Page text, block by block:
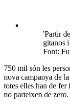
'Partir
gitanos
Font:
750 mil són les
nova campanya de
totes elles han de fer
no parteixen de zero.